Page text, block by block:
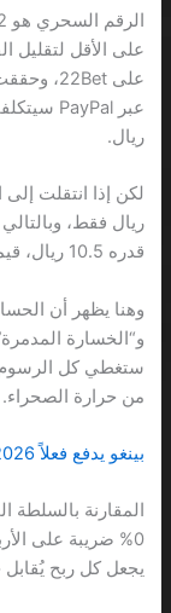
ريال.
قدره 10.5 ريال، قيمة يمكن أن تشتري بها جلسة لعب إضافية.
وهنا يظهر أن
ستغطي كل الرسوم
من حرارة الصحراء.
بينغو يدفع فعلاً 2026 SA: صدمة الأرقام وراء الوعود القذرة
المقارنة بالسلطة
يجعل كل ربح